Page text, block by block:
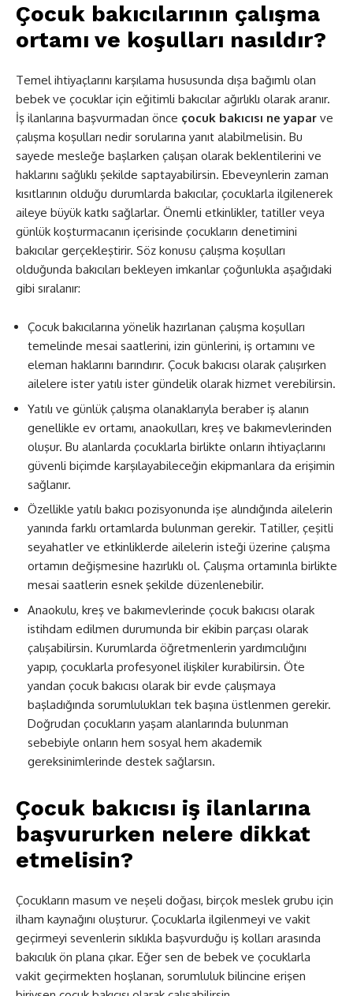
Çocuk bakıcılarının çalışma
ortamı ve koşulları nasıldır?
Temel ihtiyaçlarını karşılama hususunda dışa bağımlı olan
bebek ve çocuklar için eğitimli bakıcılar ağırlıklı olarak aranır.
İş ilanlarına başvurmadan önce çocuk bakıcısı ne yapar ve
çalışma koşulları nedir sorularına yanıt alabilmelisin. Bu
sayede mesleğe başlarken çalışan olarak beklentilerini ve
haklarını sağlıklı şekilde saptayabilirsin. Ebeveynlerin zaman
kısıtlarının olduğu durumlarda bakıcılar, çocuklarla ilgilenerek
aileye büyük katkı sağlarlar. Önemli etkinlikler, tatiller veya
günlük koşturmacanın içerisinde çocukların denetimini
bakıcılar gerçekleştirir. Söz konusu çalışma koşulları
olduğunda bakıcıları bekleyen imkanlar çoğunlukla aşağıdaki
gibi sıralanır:
Çocuk bakıcılarına yönelik hazırlanan çalışma koşulları
temelinde mesai saatlerini, izin günlerini, iş ortamını ve
eleman haklarını barındırır. Çocuk bakıcısı olarak çalışırken
ailelere ister yatılı ister gündelik olarak hizmet verebilirsin.
Yatılı ve günlük çalışma olanaklarıyla beraber iş alanın
genellikle ev ortamı, anaokulları, kreş ve bakımevlerinden
oluşur. Bu alanlarda çocuklarla birlikte onların ihtiyaçlarını
güvenli biçimde karşılayabileceğin ekipmanlara da erişimin
sağlanır.
Özellikle yatılı bakıcı pozisyonunda işe alındığında ailelerin
yanında farklı ortamlarda bulunman gerekir. Tatiller, çeşitli
seyahatler ve etkinliklerde ailelerin isteği üzerine çalışma
ortamın değişmesine hazırlıklı ol. Çalışma ortamınla birlikte
mesai saatlerin esnek şekilde düzenlenebilir.
Anaokulu, kreş ve bakımevlerinde çocuk bakıcısı olarak
istihdam edilmen durumunda bir ekibin parçası olarak
çalışabilirsin. Kurumlarda öğretmenlerin yardımcılığını
yapıp, çocuklarla profesyonel ilişkiler kurabilirsin. Öte
yandan çocuk bakıcısı olarak bir evde çalışmaya
başladığında sorumlulukları tek başına üstlenmen gerekir.
Doğrudan çocukların yaşam alanlarında bulunman
sebebiyle onların hem sosyal hem akademik
gereksinimlerinde destek sağlarsın.
Çocuk bakıcısı iş ilanlarına
başvururken nelere dikkat
etmelisin?
Çocukların masum ve neşeli doğası, birçok meslek grubu için
ilham kaynağını oluşturur. Çocuklarla ilgilenmeyi ve vakit
geçirmeyi sevenlerin sıklıkla başvurduğu iş kolları arasında
bakıcılık ön plana çıkar. Eğer sen de bebek ve çocuklarla
vakit geçirmekten hoşlanan, sorumluluk bilincine erişen